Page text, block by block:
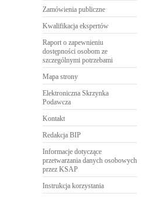
Zamówienia publiczne
Kwalifikacja ekspertów
Raport o zapewnieniu
dostępności osobom ze
szczególnymi potrzebami
Mapa strony
Elektroniczna Skrzynka
Podawcza
Kontakt
Redakcja BIP
Informacje dotyczące
przetwarzania danych osobowych
przez KSAP
Instrukcja korzystania